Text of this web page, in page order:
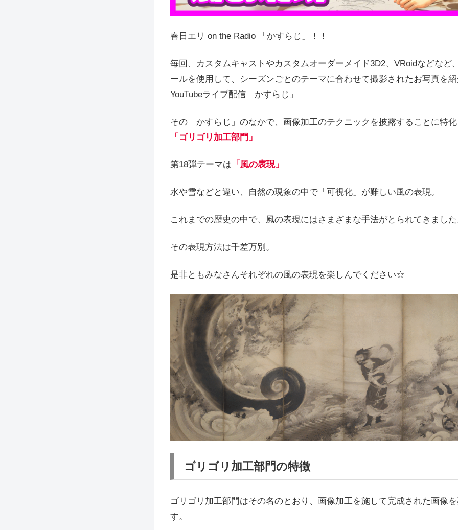
春日エリ on the Radio 「かすらじ」！！
毎回、カスタムキャストやカスタムオーダーメイド3D2、VRoidなどなど
ールを使用して、シーズンごとのテーマに合わせて撮影されたお写真を
YouTubeライブ配信「かすらじ」
その「かすらじ」のなかで、画像加工のテクニックを披露することに特
「ゴリゴリ加工部門」
第18弾テーマは 「風の表現」
水や雪などと違い、自然の現象の中で「可視化」が難しい風の表現。
これまでの歴史の中で、風の表現にはさまざまな手法がとられてきまし
その表現方法は千差万別。
是非ともみなさんそれぞれの風の表現を楽しんでください☆
ゴリゴリ加工部門の特徴
ゴリゴリ加工部門はその名のとおり、画像加工を施して完成された画像
す。